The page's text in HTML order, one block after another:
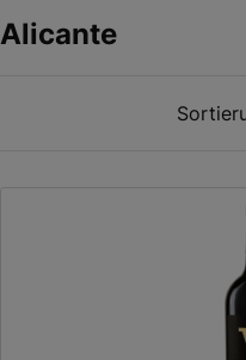
Alicante